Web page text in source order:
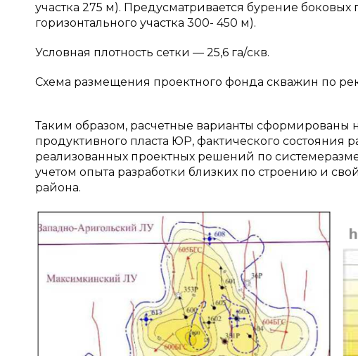
участка 275 м). Предусматривается бурение
горизонтального участка 300- 450 м).
Условная плотность сетки — 25,6 га/скв.
Схема размещения проектного фонда скважин по
Таким образом, расчетные варианты сформированы
продуктивного пласта ЮР, фактического состояния
реализованных проектных решений по
учетом опыта разработки близких по строению и
района.